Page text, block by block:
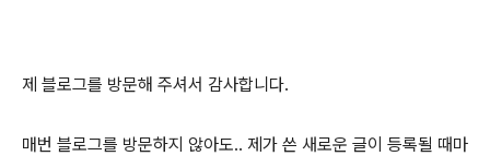
제 블로그를 방문해 주셔서 감사합니다.
매번 블로그를 방문하지 않아도.. 제가 쓴 새로운 글이 등록될 때마